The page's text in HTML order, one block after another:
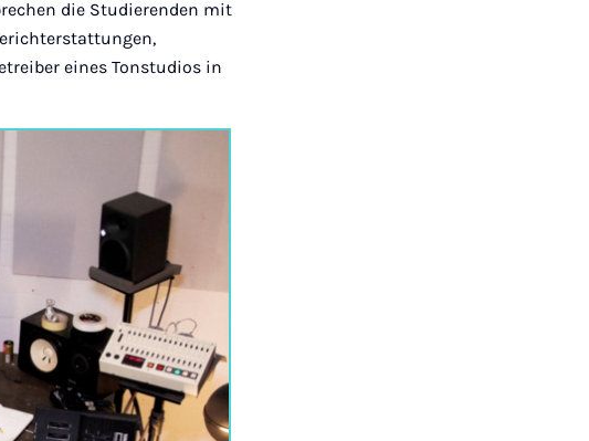
die Studierenden mit
eines Tonstudios in